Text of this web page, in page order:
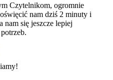
Czytelnikom, ogromnie
nam dziś 2 minuty i
nam się jeszcze lepiej